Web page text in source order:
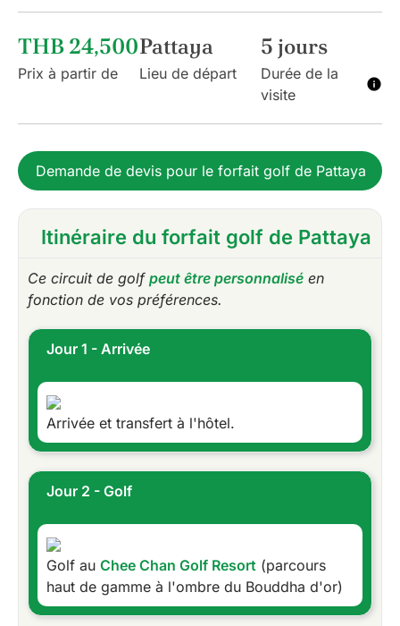
THB 24,500
Prix à partir de
Pattaya
Lieu de départ
5 jours
Durée de la
visite
Demande de devis pour le forfait golf de Pattaya
Itinéraire du forfait golf de Pattaya
Ce circuit de golf peut être personnalisé en
fonction de vos préférences.
Jour 1 - Arrivée
Arrivée et transfert à l'hôtel.
Jour 2 - Golf
Golf au Chee Chan Golf Resort (parcours
haut de gamme à l'ombre du Bouddha d'or)